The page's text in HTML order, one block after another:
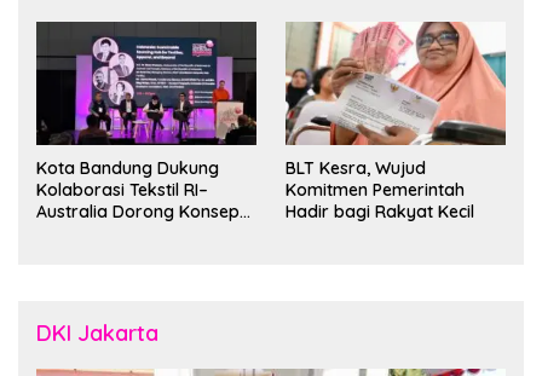
Kota Bandung Dukung
Kolaborasi Tekstil RI–
Australia Dorong Konsep
BLT Kesra, Wujud
Komitmen Pemerintah
Hadir bagi Rakyat Kecil
DKI Jakarta